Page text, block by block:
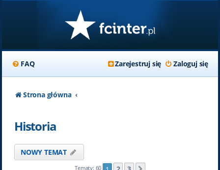
FAQ Zaloguj się
Zarejestruj się
Strona główna
Historia
NOWY TEMAT
Tematy: 60